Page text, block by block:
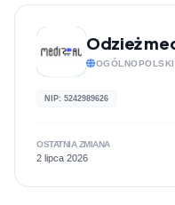
Odzież
NIP: 5242989626
OSTATNIA ZMIANA
2 lipca 2026